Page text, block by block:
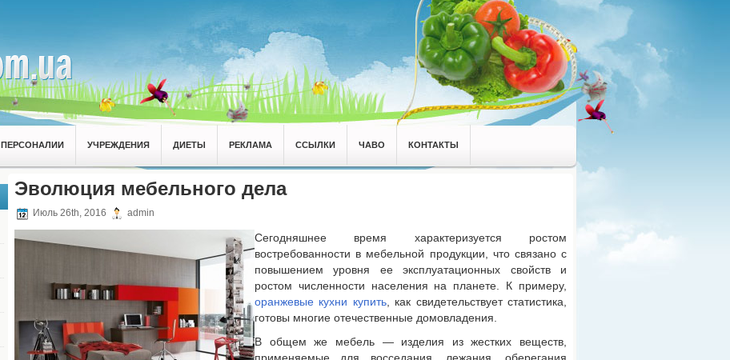
ПЕРСОНАЛИИ УЧРЕЖДЕНИЯ ДИЕТЫ РЕКЛАМА ССЫЛКИ ЧАВО КОНТАКТЫ
Эволюция мебельного дела
Июль 26th, 2016 admin
Сегодняшнее время характеризуется ростом
востребованности в мебельной продукции, что связано с
повышением уровня ее эксплуатационных свойств и
ростом численности населения на планете.
К примеру,
оранжевые кухни купить, как свидетельствует статистика,
готовы многие отечественные домовладения.
В общем же мебель — изделия из жестких веществ,